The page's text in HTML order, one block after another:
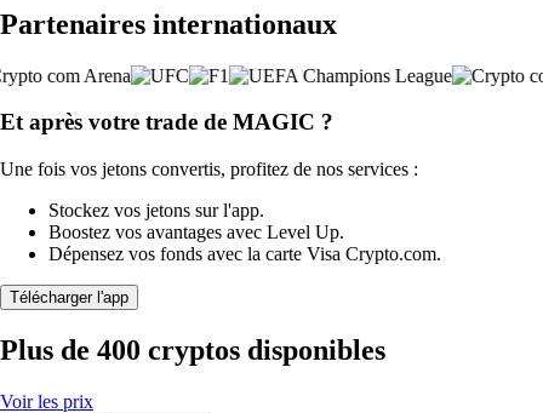
Partenaires internationaux
Et après votre trade de MAGIC ?
Une fois vos jetons convertis, profitez de nos services :
Stockez vos jetons sur l'app.
Boostez vos avantages avec Level Up.
Dépensez vos fonds avec la carte Visa Crypto.com.
Télécharger l'app
Plus de 400 cryptos disponibles
Voir les prix